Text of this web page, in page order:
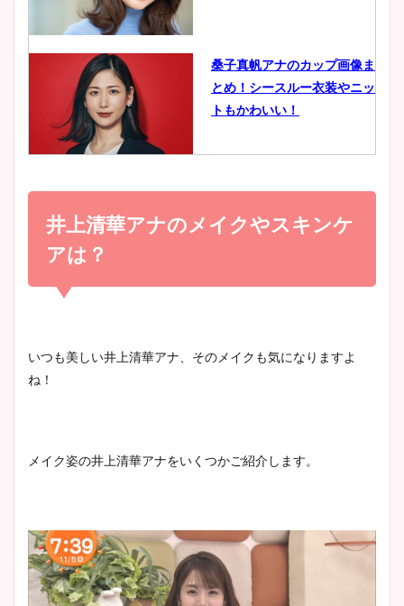
豊島実季アナのカップ画像ま
とめ！美脚や水着姿に年齢も
宇賀神メグアナのニット画像
池谷実悠アナのメガネ画像が
桑子真帆アナのカップ画像ま
とめ！シースルー衣装やニッ
トもかわいい！
小室瑛莉子のカップ画像まと
め！足が美脚でニット衣装も
かわいい！
wikiプロフもチェック！
プ画像まとめ！同期や実家に
安藤萌々アナのカップ画像や
ニット衣装まとめ！美足の筋
井上清華アナのメイクやスキンケ
アは？
いつも美しい井上清華アナ、そのメイクも気になりますよ
ね！
メイク姿の井上清華アナをいくつかご紹介します。